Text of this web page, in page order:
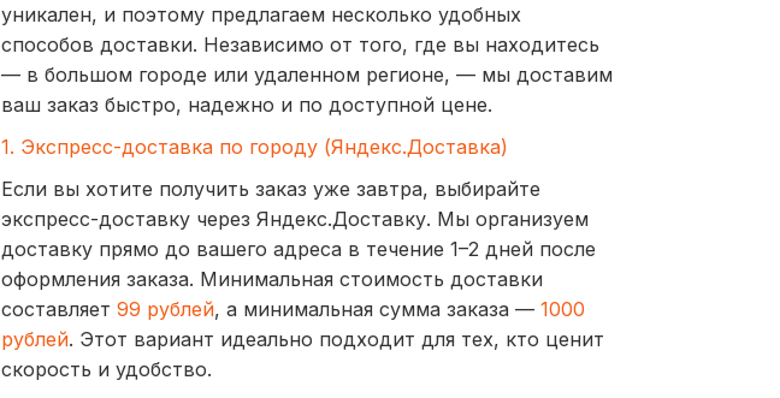
уникален, и поэтому предлагаем несколько удобных
способов доставки. Независимо от того, где вы находитесь
— в большом городе или удаленном регионе, — мы доставим
ваш заказ быстро, надежно и по доступной цене.
1. Экспресс-доставка по городу (Яндекс.Доставка)
Если вы хотите получить заказ уже завтра, выбирайте
экспресс-доставку через Яндекс.Доставку. Мы организуем
доставку прямо до вашего адреса в течение 1–2 дней после
оформления заказа. Минимальная стоимость доставки
составляет 99 рублей, а минимальная сумма заказа — 1000
рублей. Этот вариант идеально подходит для тех, кто ценит
скорость и удобство.